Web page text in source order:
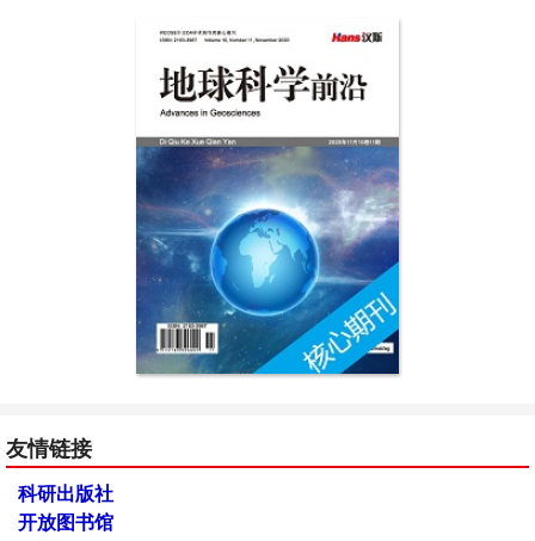
友情链接
科研出版社
开放图书馆